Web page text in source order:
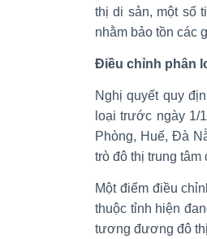
thị di sản, một số
nhằm bảo tồn các
Điều chỉnh phân
Nghị quyết quy
loại trước ngày 1/
Phòng, Huế, Đà
trò đô thị trung
Một điểm điều
thuộc tỉnh hiện
tương đương đô